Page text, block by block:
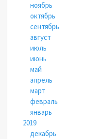
ноябрь
октябрь
сентябрь
август
июль
июнь
май
апрель
март
февраль
январь
2019
декабрь